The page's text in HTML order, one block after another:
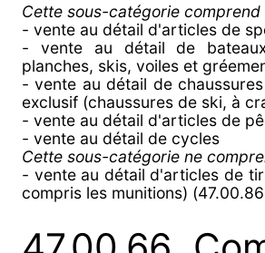
Cette sous-catégorie comprend
- vente au détail d'articles de
- vente au détail de
planches, skis, voiles et
- vente au détail de
exclusif (chaussures de ski, à
- vente au détail d'articles de
- vente au détail de cycles
Cette sous-catégorie ne
- vente au détail d'articles de
compris les munitions)